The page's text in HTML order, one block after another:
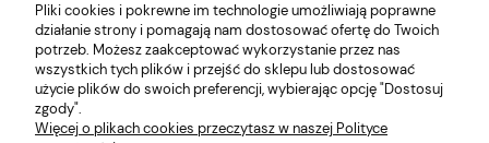
O nas
Partnerzy
Pliki cookies i pokrewne im technologie umożliwiają poprawne
działanie strony i pomagają nam dostosować ofertę do Twoich
potrzeb. Możesz zaakceptować wykorzystanie przez nas
wszystkich tych plików i przejść do sklepu lub dostosować
użycie plików do swoich preferencji, wybierając opcję "Dostosuj
zgody".
Więcej o plikach cookies przeczytasz w naszej Polityce